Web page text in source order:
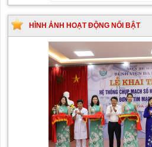
HÌNH ẢNH HOẠT ĐỘNG NỔI BẬT